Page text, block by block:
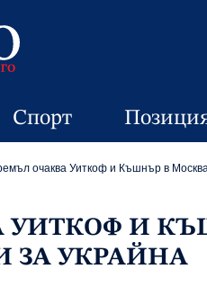
Спорт
очаква Уиткоф и Къшнър в
УИТКОФ И
ЗА УКРАЙНА